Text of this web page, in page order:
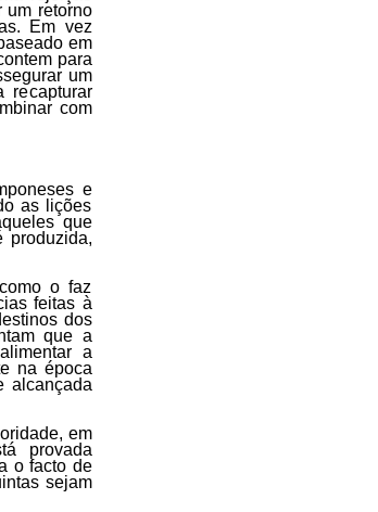
um retorno
Em vez
em
para
um
recapturar
com
e
as lições
que
produzida,
o faz
feitas à
dos
que a
a
na época
alcançada
em
provada
o facto de
sejam